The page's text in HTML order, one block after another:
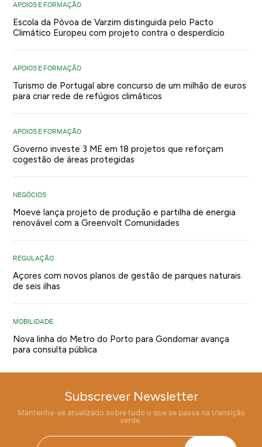
APOIOS E FORMAÇÃO
Escola da Póvoa de Varzim distinguida pelo Pacto
Climático Europeu com projeto contra o desperdício
APOIOS E FORMAÇÃO
Turismo de Portugal abre concurso de um milhão de euros
para criar rede de refúgios climáticos
APOIOS E FORMAÇÃO
Governo investe 3 ME em 18 projetos que reforçam
cogestão de áreas protegidas
NEGÓCIOS
Moeve lança projeto de produção e partilha de energia
renovável com a Greenvolt Comunidades
REGULAÇÃO
Açores com novos planos de gestão de parques naturais
de seis ilhas
MOBILIDADE
Nova linha do Metro do Porto para Gondomar avança
para consulta pública
Subscrever Newsletter
Mantenha-se atualizado sobre tudo o que se passa na transição
verde.